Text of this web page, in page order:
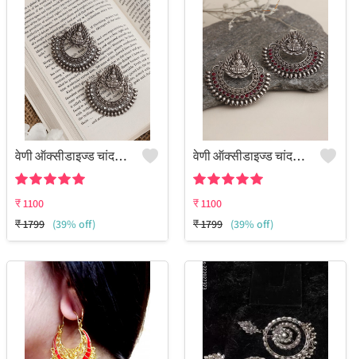
वेणी ऑक्सीडाइज्ड चांदबाली झुमके
₹1100
₹1799 (39% off)
वेणी ऑक्सीडाइज्ड चांदबाली झुमके
₹1100
₹1799 (39% off)